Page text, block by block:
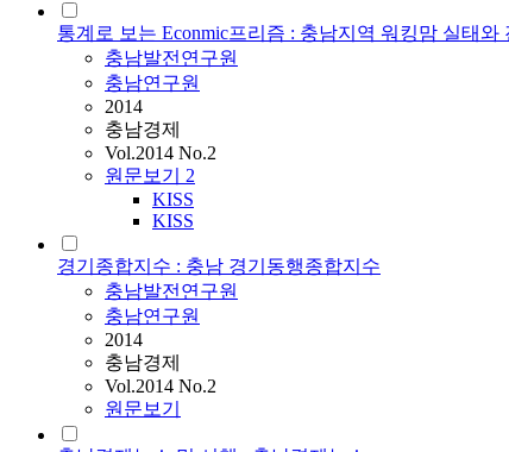
통계로 보는 Econmic프리즘 : 충남지역 워킹맘 실태
충남발전연구원
충남연구원
2014
충남경제
Vol.2014 No.2
원문보기 2
KISS
KISS
경기종합지수 : 충남 경기동행종합지수
충남발전연구원
충남연구원
2014
충남경제
Vol.2014 No.2
원문보기